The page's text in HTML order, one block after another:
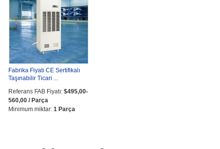
Fabrika Fiyatı CE Sertifikalı
Taşınabilir Ticari ...
Referans FAB Fiyatı: $495,00-
560,00 / Parça
Minimum miktar: 1 Parça